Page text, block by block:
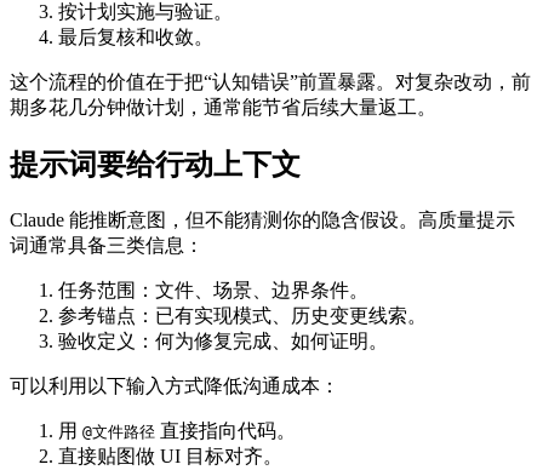
按计划实施与验证。
最后复核和收敛。
这个流程的价值在于把“认知错误”前置暴露。对复杂改动，前
期多花几分钟做计划，通常能节省后续大量返工。
提示词要给行动上下文
Claude 能推断意图，但不能猜测你的隐含假设。高质量提示
词通常具备三类信息：
任务范围：文件、场景、边界条件。
参考锚点：已有实现模式、历史变更线索。
验收定义：何为修复完成、如何证明。
可以利用以下输入方式降低沟通成本：
用 @文件路径 直接指向代码。
直接贴图做 UI 目标对齐。